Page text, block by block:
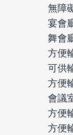
無障
宴會
舞會
方便
可供
方便
會議
方便
方便